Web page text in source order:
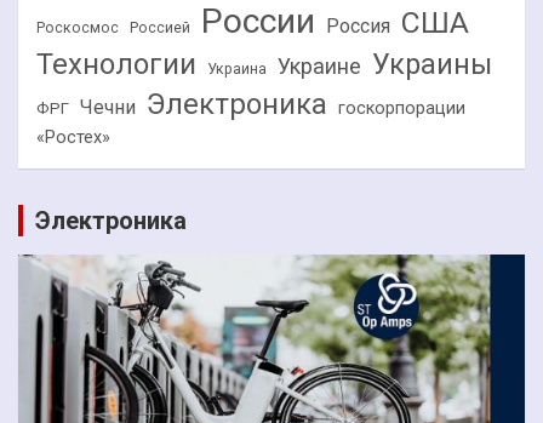
Роскосмос Россией России Россия США
Технологии Украина Украине Украины
ФРГ Чечни Электроника госкорпорации
«Ростех»
Электроника